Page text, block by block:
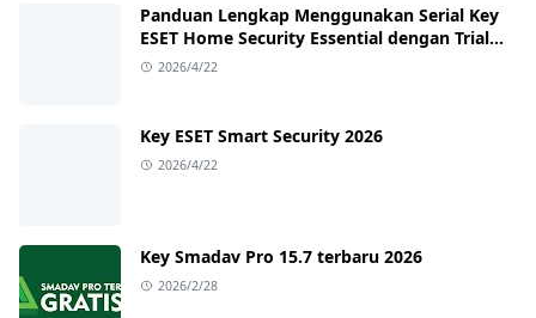
Panduan Lengkap Menggunakan Serial Key
ESET Home Security Essential dengan Trial
Key Terbaru
2026/4/22
Key ESET Smart Security 2026
2026/4/22
Key Smadav Pro 15.7 terbaru 2026
2026/2/28